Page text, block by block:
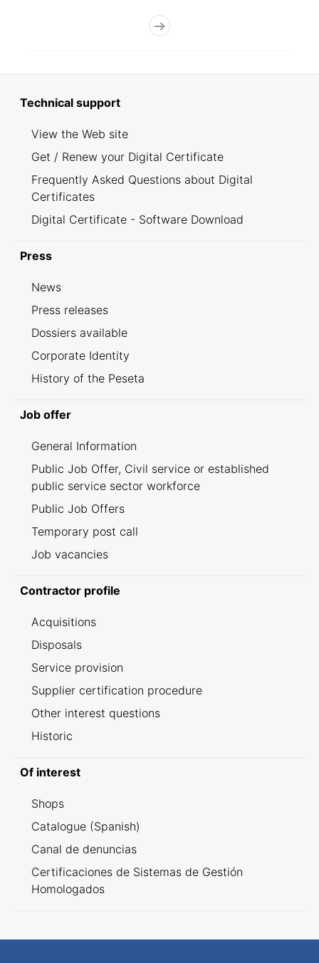
Technical support
View the Web site
Get / Renew your Digital Certificate
Frequently Asked Questions about Digital
Certificates
Digital Certificate - Software Download
Press
News
Press releases
Dossiers available
Corporate Identity
History of the Peseta
Job offer
General Information
Public Job Offer, Civil service or established
public service sector workforce
Public Job Offers
Temporary post call
Job vacancies
Contractor profile
Acquisitions
Disposals
Service provision
Supplier certification procedure
Other interest questions
Historic
Of interest
Shops
Catalogue (Spanish)
Canal de denuncias
Certificaciones de Sistemas de Gestión
Homologados